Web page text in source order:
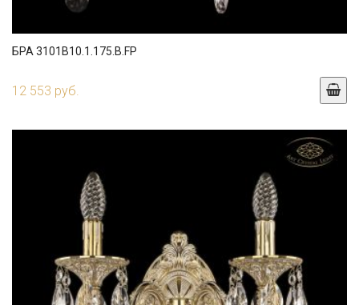
БРА 3101B10.1.175.B.FP
12 553 руб.